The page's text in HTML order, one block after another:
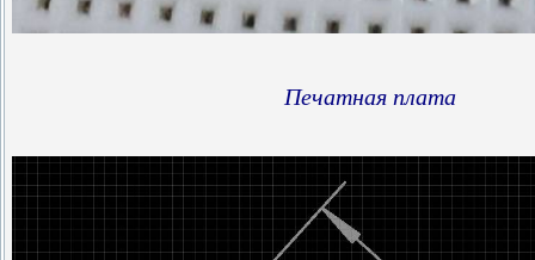
Печатная плата